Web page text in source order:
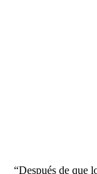
“Después de que